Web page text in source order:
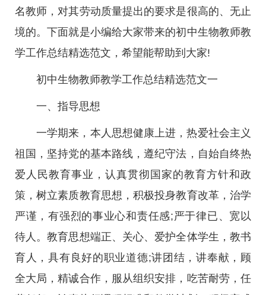
名教师，对其劳动质量提出的要求是很高的、无止
境的。下面就是小编给大家带来的初中生物教师教
学工作总结精选范文，希望能帮助到大家!
初中生物教师教学工作总结精选范文一
一、指导思想
一学期来，本人思想健康上进，热爱社会主义
祖国，坚持党的基本路线，遵纪守法，自始自终热
爱人民教育事业，认真贯彻国家的教育方针和政
策，树立素质教育思想，积极投身教育改革，治学
严谨，有强烈的事业心和责任感;严于律已、宽以
待人。教育思想端正、关心、爱护全体学生，教书
育人，具有良好的职业道德;讲团结，讲奉献，顾
全大局，精诚合作，服从组织安排，吃苦耐劳，任